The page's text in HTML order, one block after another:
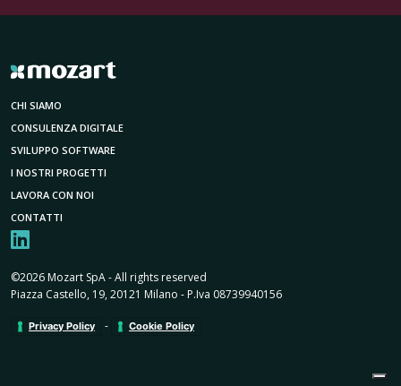
CHI SIAMO
CONSULENZA DIGITALE
SVILUPPO SOFTWARE
I NOSTRI PROGETTI
LAVORA CON NOI
CONTATTI
©2026 Mozart SpA - All rights reserved
Piazza Castello, 19, 20121 Milano - P.Iva 08739940156
Privacy Policy - Cookie Policy